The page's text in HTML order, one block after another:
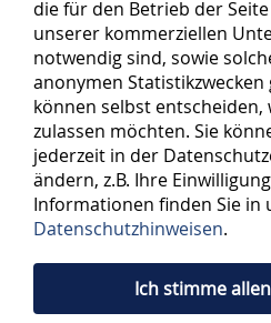
die für den Betrieb der
unserer kommerziellen
notwendig sind, sowie
anonymen
können selbst entscheiden,
zulassen möchten. Sie
jederzeit in der
ändern, z.B. Ihre
Informationen finden Sie in
Datenschutzhinweisen.
Ich stimme